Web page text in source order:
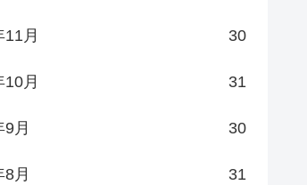
月 30
月 31
月 30
月 31